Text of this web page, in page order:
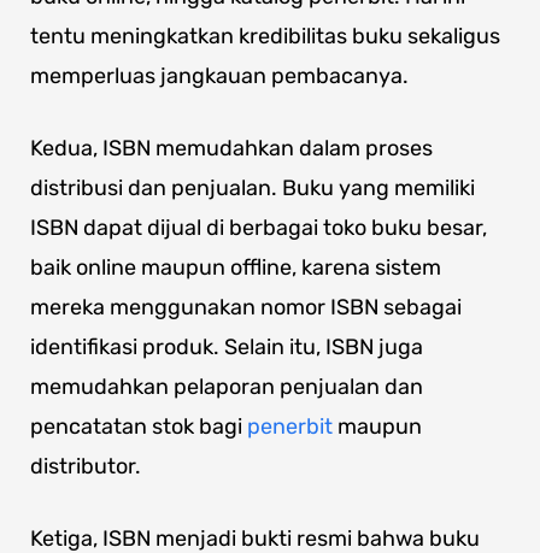
tentu meningkatkan kredibilitas buku sekaligus
memperluas jangkauan pembacanya.
Kedua, ISBN memudahkan dalam proses
distribusi dan penjualan. Buku yang memiliki
ISBN dapat dijual di berbagai toko buku besar,
baik online maupun offline, karena sistem
mereka menggunakan nomor ISBN sebagai
identifikasi produk. Selain itu, ISBN juga
memudahkan pelaporan penjualan dan
pencatatan stok bagi penerbit maupun
distributor.
Ketiga, ISBN menjadi bukti resmi bahwa buku